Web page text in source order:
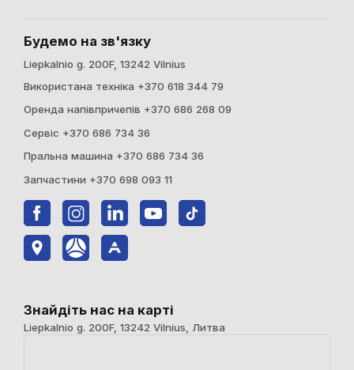
Будемо на зв'язку
Liepkalnio g. 200F, 13242 Vilnius
Використана техніка +370 618 344 79
Оренда напівпричепів +370 686 268 09
Сервіс +370 686 734 36
Пральна машина +370 686 734 36
Запчастини +370 698 093 11
Знайдіть нас на карті
Liepkalnio g. 200F, 13242 Vilnius, Литва